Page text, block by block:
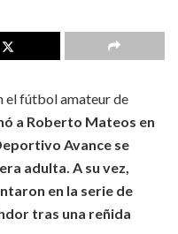
el fútbol amateur de
a Roberto Mateos en
Avance se
adulta. A su vez,
en la serie de
tras una reñida